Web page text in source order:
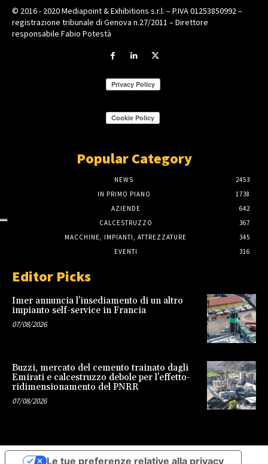
© 2016 - 2020 Mediapoint & Exhibitions s.r.l. – P.IVA 01253850992 –
registrazione tribunale di Genova n.27/2011 – Direttore
responsabile Fabio Potestà
Popular Category
NEWS
2453
IN PRIMO PIANO
1738
AZIENDE
642
CALCESTRUZZO
367
MACCHINE, IMPIANTI, ATTREZZATURE
345
EVENTI
316
Editor Picks
Imer annuncia l’insediamento di un altro
impianto self-service in Francia
07/08/2026
Buzzi, mercato del cemento trainato dagli
Emirati e calcestruzzo debole per l’effetto-
ridimensionamento del PNRR
07/08/2026
Le tue preferenze relative alla privacy